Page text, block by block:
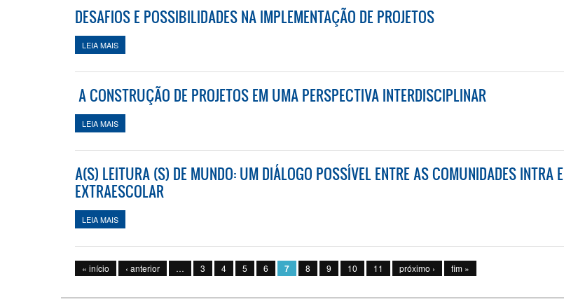
DESAFIOS E POSSIBILIDADES NA IMPLEMENTAÇÃO DE PROJETOS
LEIA MAIS
A CONSTRUÇÃO DE PROJETOS EM UMA PERSPECTIVA INTERDISCIPLINAR
LEIA MAIS
A(S) LEITURA (S) DE MUNDO: UM DIÁLOGO POSSÍVEL ENTRE AS COMUNIDADES INTRA E
EXTRAESCOLAR
LEIA MAIS
Páginas
« início ‹ anterior … 3 4 5 6 7 8 9 10 11 próximo › fim »